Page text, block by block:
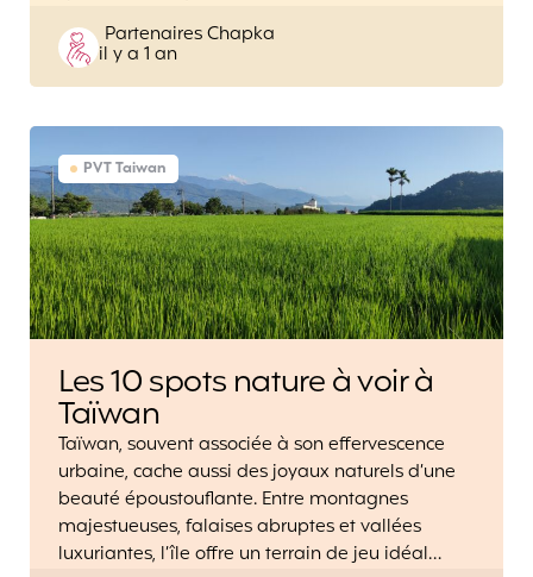
Posted
by
Partenaires Chapka
il y a 1 an
PVT Taiwan
Les 10 spots nature à voir à
Taïwan
Taïwan, souvent associée à son effervescence
urbaine, cache aussi des joyaux naturels d’une
beauté époustouflante. Entre montagnes
majestueuses, falaises abruptes et vallées
luxuriantes, l’île offre un terrain de jeu idéal…